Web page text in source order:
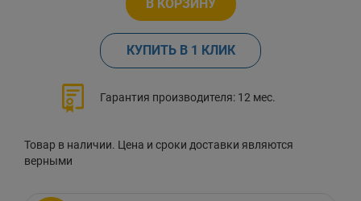
В КОРЗИНУ
КУПИТЬ В 1 КЛИК
Гарантия производителя: 12 мес.
Товар в наличии. Цена и сроки доставки являются
верными